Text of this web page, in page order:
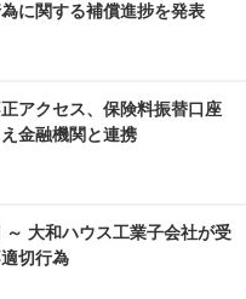
に関する補償進捗を発表
アクセス、保険料振替口座
金融機関と連携
大和ハウス工業子会社が受
切行為